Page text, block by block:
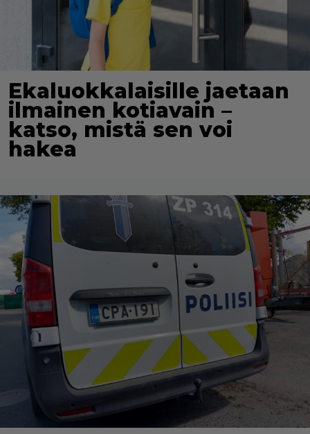
Ekaluokkalaisille jaetaan
ilmainen kotiavain –
katso, mistä sen voi
hakea